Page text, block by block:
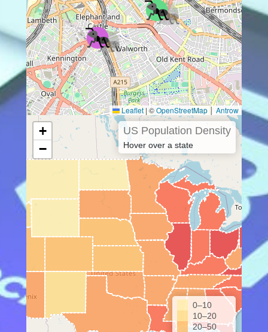
Leaflet|©OpenStreetMap │ Antrow
+
−
US Population Density
Hover over a state
0–10
10–20
20–50